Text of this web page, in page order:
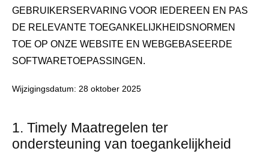
GEBRUIKERSERVARING VOOR IEDEREEN EN PAS
DE RELEVANTE TOEGANKELIJKHEIDSNORMEN
TOE OP ONZE WEBSITE EN WEBGEBASEERDE
SOFTWARETOEPASSINGEN.
Wijzigingsdatum: 28 oktober 2025
1. Timely Maatregelen ter
ondersteuning van toegankelijkheid